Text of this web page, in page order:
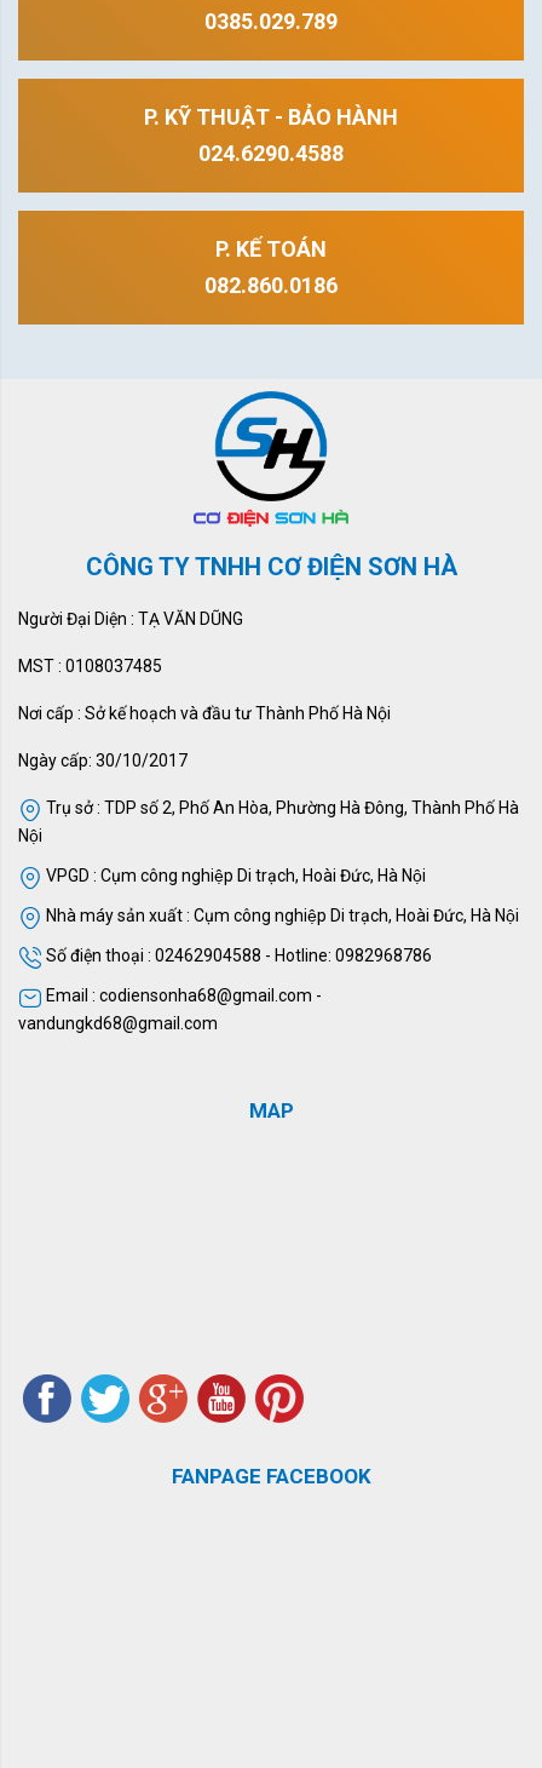
0385.029.789
P. KỸ THUẬT - BẢO HÀNH
024.6290.4588
P. KẾ TOÁN
082.860.0186
CÔNG TY TNHH CƠ ĐIỆN SƠN HÀ
Người Đại Diện : TẠ VĂN DŨNG
MST : 0108037485
Nơi cấp : Sở kế hoạch và đầu tư Thành Phố Hà Nội
Ngày cấp: 30/10/2017
Trụ sở : TDP số 2, Phố An Hòa, Phường Hà Đông, Thành Phố Hà
Nội
VPGD : Cụm công nghiệp Di trạch, Hoài Đức, Hà Nội
Nhà máy sản xuất : Cụm công nghiệp Di trạch, Hoài Đức, Hà Nội
Số điện thoại : 02462904588 - Hotline: 0982968786
Email : codiensonha68@gmail.com -
vandungkd68@gmail.com
MAP
FANPAGE FACEBOOK